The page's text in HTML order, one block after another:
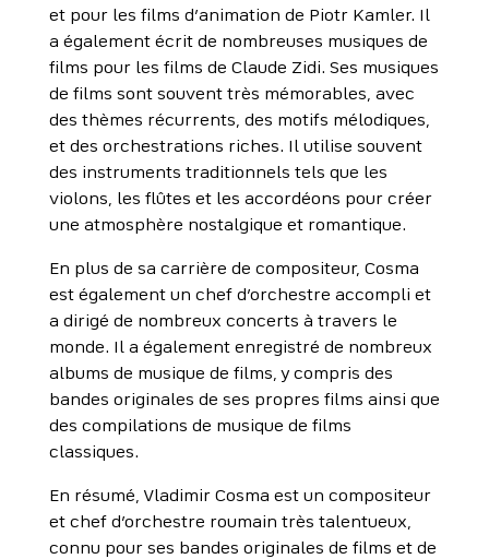
et pour les films d’animation de Piotr Kamler. Il
a également écrit de nombreuses musiques de
films pour les films de Claude Zidi. Ses musiques
de films sont souvent très mémorables, avec
des thèmes récurrents, des motifs mélodiques,
et des orchestrations riches. Il utilise souvent
des instruments traditionnels tels que les
violons, les flûtes et les accordéons pour créer
une atmosphère nostalgique et romantique.
En plus de sa carrière de compositeur, Cosma
est également un chef d’orchestre accompli et
a dirigé de nombreux concerts à travers le
monde. Il a également enregistré de nombreux
albums de musique de films, y compris des
bandes originales de ses propres films ainsi que
des compilations de musique de films
classiques.
En résumé, Vladimir Cosma est un compositeur
et chef d’orchestre roumain très talentueux,
connu pour ses bandes originales de films et de